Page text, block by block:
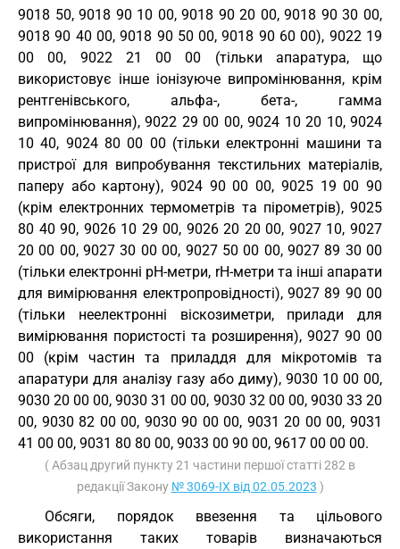
9018 50, 9018 90 10 00, 9018 90 20 00, 9018 90 30 00,
9018 90 40 00, 9018 90 50 00, 9018 90 60 00), 9022 19
00 00, 9022 21 00 00 (тільки апаратура, що
використовує інше іонізуюче випромінювання, крім
рентгенівського, альфа-, бета-, гамма
випромінювання), 9022 29 00 00, 9024 10 20 10, 9024
10 40, 9024 80 00 00 (тільки електронні машини та
пристрої для випробування текстильних матеріалів,
паперу або картону), 9024 90 00 00, 9025 19 00 90
(крім електронних термометрів та пірометрів), 9025
80 40 90, 9026 10 29 00, 9026 20 20 00, 9027 10, 9027
20 00 00, 9027 30 00 00, 9027 50 00 00, 9027 89 30 00
(тільки електронні pН-метри, rН-метри та інші апарати
для вимірювання електропровідності), 9027 89 90 00
(тільки неелектронні віскозиметри, прилади для
вимірювання пористості та розширення), 9027 90 00
00 (крім частин та приладдя для мікротомів та
апаратури для аналізу газу або диму), 9030 10 00 00,
9030 20 00 00, 9030 31 00 00, 9030 32 00 00, 9030 33 20
00, 9030 82 00 00, 9030 90 00 00, 9031 20 00 00, 9031
41 00 00, 9031 80 80 00, 9033 00 90 00, 9617 00 00 00.
( Абзац другий пункту 21 частини першої статті 282 в
редакції Закону № 3069-IX від 02.05.2023 )
Обсяги, порядок ввезення та цільового
використання таких товарів визначаються